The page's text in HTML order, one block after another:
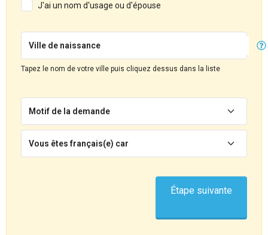
J'ai un nom d'usage ou d'épouse
Ville de naissance
Tapez le nom de votre ville puis cliquez dessus dans la liste
Motif de la demande
Vous êtes français(e) car